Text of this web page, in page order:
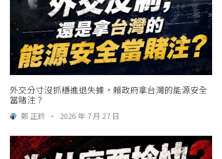
外交分寸沒抓穩進退失據，賴政府拿台灣的能源安全
當賭注？
鄭 正鈐 · 2026 年 7 月 27 日